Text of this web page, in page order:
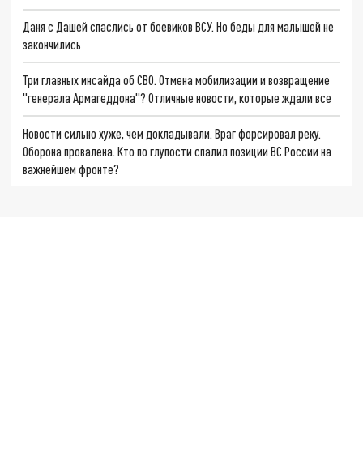
Даня с Дашей спаслись от боевиков ВСУ. Но беды для малышей не
закончились
Три главных инсайда об СВО. Отмена мобилизации и возвращение
"генерала Армагеддона"? Отличные новости, которые ждали все
Новости сильно хуже, чем докладывали. Враг форсировал реку.
Оборона провалена. Кто по глупости спалил позиции ВС России на
важнейшем фронте?